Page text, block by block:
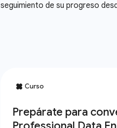
seguimiento de su progreso